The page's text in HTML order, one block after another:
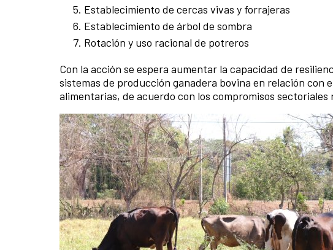
Establecimiento de cercas vivas y forrajeras
Establecimiento de árbol de sombra
Rotación y uso racional de potreros
Con la acción se espera aumentar la capacidad de
sistemas de producción ganadera bovina en relación con
alimentarias, de acuerdo con los compromisos sectoriales